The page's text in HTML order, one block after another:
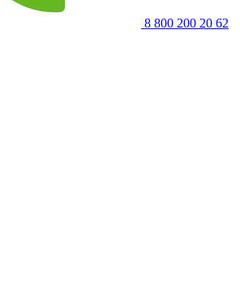
8 800 200 20 62